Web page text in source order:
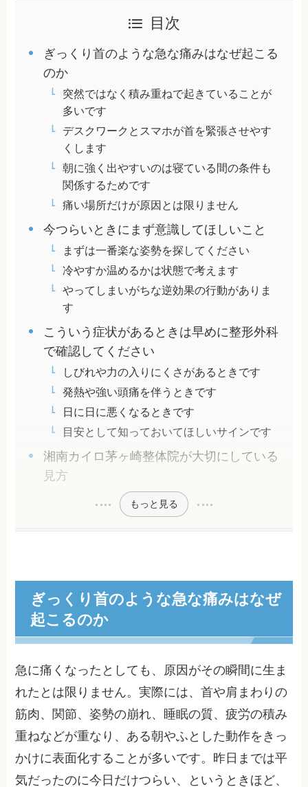
目次
ぎっくり首のような急な痛みはなぜ起こる
のか
突然ではなく積み重ねで起きていることが
多いです
デスクワークとスマホが首を緊張させやす
くします
朝に強く出やすいのは寝ている間の条件も
関係するためです
痛い場所だけが原因とは限りません
今つらいときにまず意識してほしいこと
まずは一番楽な姿勢を探してください
冷やすか温めるかは状態で考えます
やってしまいがちな逆効果の行動がありま
す
こういう症状があるときは早めに整形外科
で確認してください
しびれや力の入りにくさがあるときです
発熱や強い頭痛を伴うときです
日に日に悪くなるときです
目安として知っておいてほしいサインです
湘南カイロ茅ヶ崎整体院が大切にしている
見方
もっと見る
ぎっくり首のような急な痛みはなぜ
起こるのか
急に痛くなったとしても、原因がその瞬間に生ま
れたとは限りません。実際には、首や肩まわりの
筋肉、関節、姿勢の崩れ、睡眠の質、疲労の積み
重ねなどが重なり、ある朝やふとした動作をきっ
かけに表面化することが多いです。昨日までは平
気だったのに今日だけつらい、というときほど、